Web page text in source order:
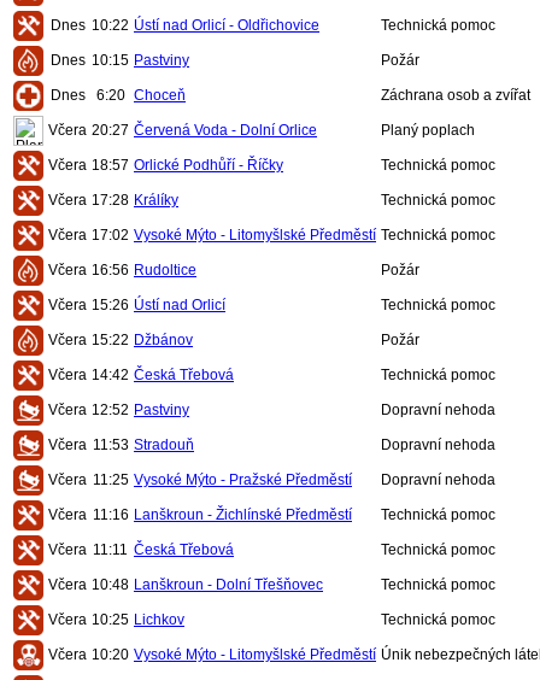
Dnes 10:22 Ústí nad Orlicí - Oldřichovice Technická pomoc
Dnes 10:15 Pastviny Požár
Dnes 6:20 Choceň Záchrana osob a zvířat
Včera 20:27 Červená Voda - Dolní Orlice Planý poplach
Včera 18:57 Orlické Podhůří - Říčky Technická pomoc
Včera 17:28 Králíky Technická pomoc
Včera 17:02 Vysoké Mýto - Litomyšlské Předměstí Technická pomoc
Včera 16:56 Rudoltice Požár
Včera 15:26 Ústí nad Orlicí Technická pomoc
Včera 15:22 Džbánov Požár
Včera 14:42 Česká Třebová Technická pomoc
Včera 12:52 Pastviny Dopravní nehoda
Včera 11:53 Stradouň Dopravní nehoda
Včera 11:25 Vysoké Mýto - Pražské Předměstí Dopravní nehoda
Včera 11:16 Lanškroun - Žichlínské Předměstí Technická pomoc
Včera 11:11 Česká Třebová Technická pomoc
Včera 10:48 Lanškroun - Dolní Třešňovec Technická pomoc
Včera 10:25 Lichkov Technická pomoc
Včera 10:20 Vysoké Mýto - Litomyšlské Předměstí Únik nebezpečných